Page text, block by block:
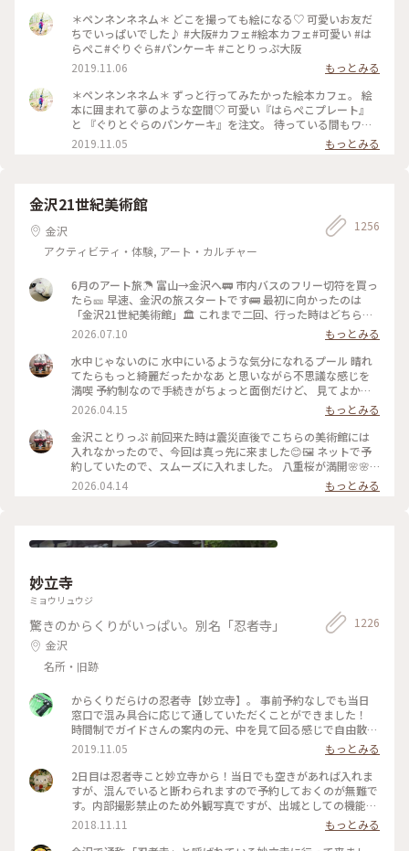
＊ペンネンネネム＊ どこを撮っても絵になる♡ 可愛いお友だ
ちでいっぱいでした♪ #大阪#カフェ#絵本カフェ#可愛い #は
らぺこ#ぐりぐら#パンケーキ #ことりっぷ大阪
2019.11.06
もっとみる
＊ペンネンネネム＊ ずっと行ってみたかった絵本カフェ。 絵
本に囲まれて夢のような空間♡ 可愛い『はらぺこプレート』
と 『ぐりとぐらのパンケーキ』を注文。 待っている間もワク
ワクが止まりません♪ どうしたら上手に撮れるかな〜 そんな
時間も楽しい♡︎ʾʾ 癒しのひと時でした(*´˘`*) #大阪#カフェ#絵
2019.11.05 もっとみる
金沢21世紀美術館
金沢
アクティビティ・体験, アート・カルチャー
1256
6月のアート旅☂️ 富山→金沢へ🚃 市内バスのフリー切符を買っ
たら🎫 早速、金沢の旅スタートです🚌 最初に向かったのは
「金沢21世紀美術館」🏛️ これまで二回、行った時はどちらも
休館日😱 今回初めて、あのスイミングプールも見ることが 出
来ました🏊🏊 ただ私は一人(笑)なのでプールに入っても上から
写真は撮れないよね⁉️と、、、 なので上から下の人達を見て楽
しみました😂 修学旅行かな❓の子供達の同行者の様に…🤣 混ま
ないうちにと午前中に来たので そこまで混雑してなくゆっく
紀美術館#スイミングプール #金沢市内バスフリー切符
2026.07.10
もっとみる
水中じゃないのに 水中にいるような気分になれるプール 晴れ
てたらもっと綺麗だったかなあ と思いながら不思議な感じを
満喫 予約制なので手続きがちょっと面倒だけど、 見てよかっ
た #ちいさな列車旅 #金沢#金沢21世紀美術館#プール #現代ア
ート
2026.04.15
もっとみる
金沢ことりっぷ 前回来た時は震災直後でこちらの美術館には
入れなかったので、今回は真っ先に来ました😊🖼️ ネットで予
約していたので、スムーズに入れました。 八重桜が満開🌸🌸
🌸🌸🌸 芝生も綺麗でとても気持ちいい。 フリースペースもた
くさんあるので のんびり楽しめます。 今日は海外からの観光
現代アート
2026.04.14 もっとみる
妙立寺
ミョウリュウジ
驚きのからくりがいっぱい。別名「忍者寺」
金沢
名所・旧跡
1226
からくりだらけの忍者寺【妙立寺】。 事前予約なしでも当日
窓口で混み具合に応じて通していただくことができました！
時間制でガイドさんの案内の元、中を見て回る感じで自由散策
はできませんが様々なからくりの説明を聞くことができます。
撮影禁止の為、中の写真はありませんが外人観光客にも人気な
ようで外国語での案内資料も充実していました。女子旅で茶屋
街に立ち寄った際についでに、と行ってみたら案外面白くて！
雨の日でも楽しめるのでおススメです。 #金沢 #寺 #妙立寺 #
2019.11.05
もっとみる
2日目は忍者寺こと妙立寺から！当日でも空きがあれば入れま
すが、混んでいると断わられますので予約しておくのが無難で
す。内部撮影禁止のため外観写真ですが、出城としての機能が
凄かった…！前田家がどれほど徳川を警戒していたかよくわか
りました。 #建物 #神社仏閣 #金沢 #石川
2018.11.11
もっとみる